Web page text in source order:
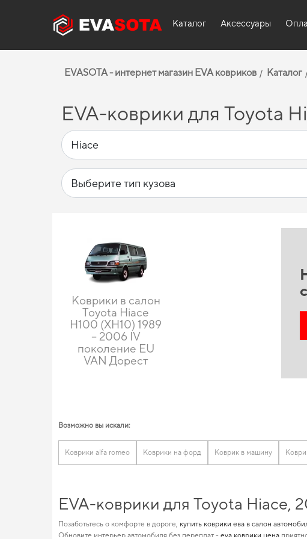
Каталог Аксессуары
EVASOTA - интернет магазин EVA ковриков Каталог
EVA-коврики для Toyota
Коврики в салон
Toyota Hiace
H100 (XH10) 1989
– 2006 IV
поколение EU
VAN Дорест
Возможно вы искали:
Коврики alfa romeo Коврики на форд Коврик в машину
EVA-коврики для Toyota Hiace,
Позаботьтесь о комфорте в дороге, купить коврики ева в салон
Обновите интерьер автомобиля без переплат - eva коврики цена